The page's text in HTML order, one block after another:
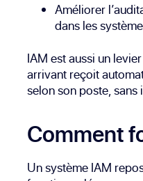
Améliorer
dans les
IAM est aussi un
arrivant reçoit
selon son poste,
Comment
Un système IAM